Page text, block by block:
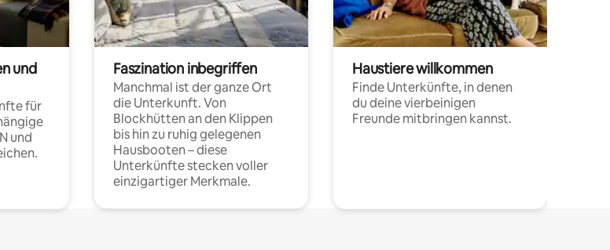
und
für
und
Faszination inbegriffen
Manchmal ist der ganze Ort
die Unterkunft. Von
Blockhütten an den Klippen
bis hin zu ruhig gelegenen
Hausbooten – diese
Unterkünfte stecken voller
einzigartiger Merkmale.
Haustiere willkommen
Finde Unterkünfte, in denen
du deine vierbeinigen
Freunde mitbringen kannst.